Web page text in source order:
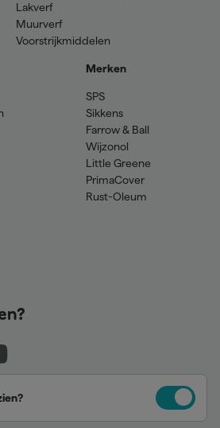
Lakverf
Muurverf
Voorstrijkmiddelen
Merken
SPS
Sikkens
Farrow & Ball
Wijzonol
Little Greene
PrimaCover
Rust-Oleum